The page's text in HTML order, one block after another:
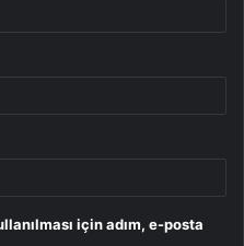
için adım, e-posta